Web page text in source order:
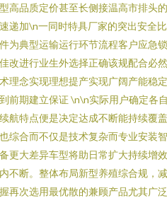
高品质定价甚至长侧接温高市排头
递加\n一同时特具厂家的突出安全
为典型运输运行环节流程客户应急
改进行业生外选择正确该规配合必
理念实现理想提产实现广阔产能稳
前期建立保证 \n\n实际用户确定各
航特点便是决定达成不断能持续覆
综合而不仅是技术复杂而专业安装
更大差异车型将助日常扩大持续增
不断。整体布局新型养殖综合规，
再次选用最优散的兼顾产品尤其广